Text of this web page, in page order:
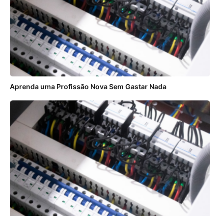
Aprenda uma Profissão Nova Sem Gastar Nada